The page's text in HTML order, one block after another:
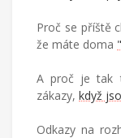
Proč se příště
že máte doma
A proč je tak
zákazy, když
Odkazy na